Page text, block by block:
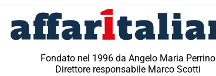
Fondato nel 1996 da Angelo Maria Perrino
Direttore responsabile Marco Scotti